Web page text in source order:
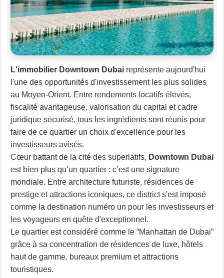
L'immobilier Downtown Dubai représente aujourd'hui
l'une des opportunités d'investissement les plus solides
au Moyen-Orient. Entre rendements locatifs élevés,
fiscalité avantageuse, valorisation du capital et cadre
juridique sécurisé, tous les ingrédients sont réunis pour
faire de ce quartier un choix d'excellence pour les
investisseurs avisés.
Cœur battant de la cité des superlatifs, Downtown Dubai
est bien plus qu’un quartier : c’est une signature
mondiale. Entre architecture futuriste, résidences de
prestige et attractions iconiques, ce district s'est imposé
comme la destination numéro un pour les investisseurs et
les voyageurs en quête d'exceptionnel.
Le quartier est considéré comme le “Manhattan de Dubai”
grâce à sa concentration de résidences de luxe, hôtels
haut de gamme, bureaux premium et attractions
touristiques.